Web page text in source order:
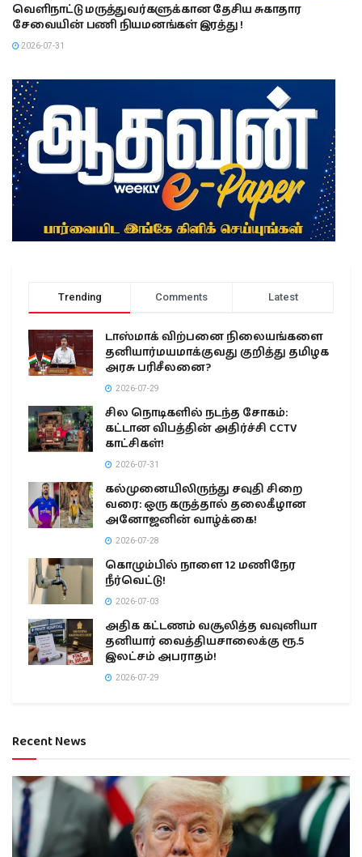
வெளிநாட்டு மருத்துவர்களுக்கான தேசிய சுகாதார
சேவையின் பணி நியமனங்கள் இரத்து !
2026-07-31
Trending Comments Latest
டாஸ்மாக் விற்பனை நிலையங்களை
தனியார்மயமாக்குவது குறித்து தமிழக
அரசு பரிசீலனை?
2026-07-29
சில நொடிகளில் நடந்த சோகம்:
கட்டான விபத்தின் அதிர்ச்சி CCTV
காட்சிகள்!
2026-07-31
கல்முனையிலிருந்து சவுதி சிறை
வரை: ஒரு கருத்தால் தலைகீழான
அனோஜனின் வாழ்க்கை!
2026-07-28
கொழும்பில் நாளை 12 மணிநேர
நீர்வெட்டு!
2026-07-03
அதிக கட்டணம் வசூலித்த வவுனியா
தனியார் வைத்தியசாலைக்கு ரூ.5
இலட்சம் அபராதம்!
2026-07-29
Recent News